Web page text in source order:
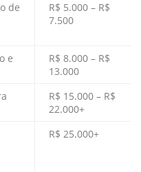
de
R$ 5.000 – R$
7.500
e
R$ 8.000 – R$
13.000
R$ 15.000 – R$
22.000+
R$ 25.000+